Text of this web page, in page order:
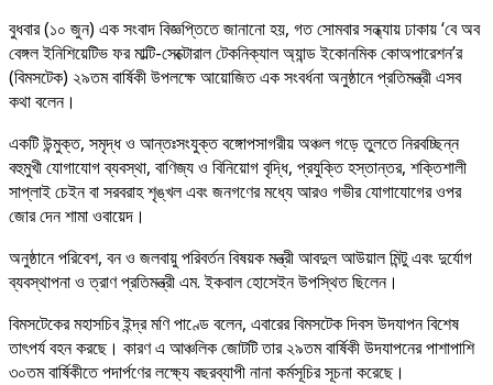
বুধবার (১০ জুন) এক সংবাদ বিজ্ঞপ্তিতে জানানো হয়, গত সোমবার সন্ধ্যায় ঢাকায় ‘বে অব
বেঙ্গল ইনিশিয়েটিভ ফর মাল্টি-সেক্টোরাল টেকনিক্যাল অ্যান্ড ইকোনমিক কোঅপারেশন’র
(বিমসটেক) ২৯তম বার্ষিকী উপলক্ষে আয়োজিত এক সংবর্ধনা অনুষ্ঠানে প্রতিমন্ত্রী এসব
কথা বলেন।
একটি উন্মুক্ত, সমৃদ্ধ ও আন্তঃসংযুক্ত বঙ্গোপসাগরীয় অঞ্চল গড়ে তুলতে নিরবচ্ছিন্ন
বহুমুখী যোগাযোগ ব্যবস্থা, বাণিজ্য ও বিনিয়োগ বৃদ্ধি, প্রযুক্তি হস্তান্তর, শক্তিশালী
সাপ্লাই চেইন বা সরবরাহ শৃঙ্খল এবং জনগণের মধ্যে আরও গভীর যোগাযোগের ওপর
জোর দেন শামা ওবায়েদ।
অনুষ্ঠানে পরিবেশ, বন ও জলবায়ু পরিবর্তন বিষয়ক মন্ত্রী আবদুল আউয়াল মিন্টু এবং দুর্যোগ
ব্যবস্থাপনা ও ত্রাণ প্রতিমন্ত্রী এম. ইকবাল হোসেইন উপস্থিত ছিলেন।
বিমসটেকের মহাসচিব ইন্দ্র মণি পাণ্ডে বলেন, এবারের বিমসটেক দিবস উদযাপন বিশেষ
তাৎপর্য বহন করছে। কারণ এ আঞ্চলিক জোটটি তার ২৯তম বার্ষিকী উদযাপনের পাশাপাশি
৩০তম বার্ষিকীতে পদার্পণের লক্ষ্যে বছরব্যাপী নানা কর্মসূচির সূচনা করেছে।